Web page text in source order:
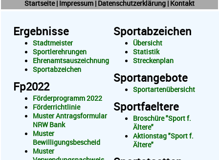
Startseite| Impressum | Datenschutzerklärung | Kontakt
Ergebnisse
Stadtmeister
Sportlerehrungen
Ehrenamtsauszeichnung
Sportabzeichen
Fp2022
Förderprogramm 2022
Förderrichtlinie
Muster Antragsformular
NRW Bank
Muster
Bewilligungsbescheid
Muster
Sportabzeichen
Übersicht
Statistik
Streckenplan
Sportangebote
Sportartenübersicht
Sportfaeltere
Broschüre "Sport f.
Ältere"
Aktionstag "Sport f.
Ältere"